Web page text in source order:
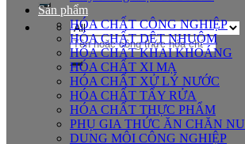
Tìm
kiếm:
Sản phẩm
HÓA CHẤT CÔNG NGHIỆP
HÓA CHẤT DỆT NHUỘM
HÓA CHẤT KHAI KHOÁNG
HÓA CHẤT XI MẠ
HÓA CHẤT XỬ LÝ NƯỚC
HÓA CHẤT TẨY RỬA
HÓA CHẤT THỰC PHẨM
PHỤ GIA THỨC ĂN CHĂN
DUNG MÔI CÔNG NGHIỆP